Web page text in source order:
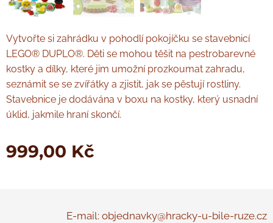
Vytvořte si zahrádku v pohodlí pokojíčku se stavebnicí
LEGO® DUPLO®. Děti se mohou těšit na pestrobarevné
kostky a dílky, které jim umožní prozkoumat zahradu,
seznámit se se zvířátky a zjistit, jak se pěstují rostliny.
Stavebnice je dodávána v boxu na kostky, který usnadní
úklid, jakmile hraní skončí.
999,00 Kč
E-mail: objednavky@hracky-u-bile-ruze.cz